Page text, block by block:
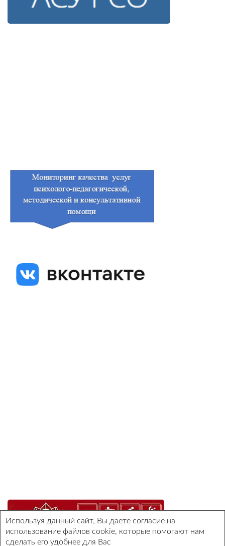
Используя данный сайт, Вы даете согласие на
использование файлов cookie, которые помогают нам
сделать его удобнее для Вас